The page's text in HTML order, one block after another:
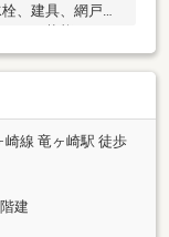
、建具、網戸等
いな状態で
断熱性の高いお
望、通風良好で
・駅、スーパ
活環境良好な立
借入：780万
※別途諸費用
あります。※上記
させていただき
崎線 竜ヶ崎駅 徒歩
建